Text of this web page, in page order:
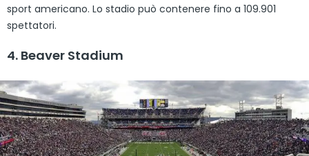
sport americano. Lo stadio può contenere fino a 109.901
spettatori.
4. Beaver Stadium